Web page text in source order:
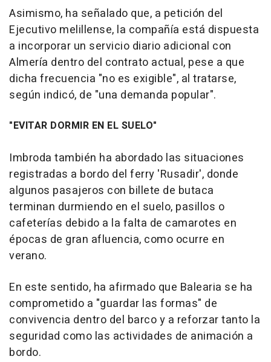
Asimismo, ha señalado que, a petición del
Ejecutivo melillense, la compañía está dispuesta
a incorporar un servicio diario adicional con
Almería dentro del contrato actual, pese a que
dicha frecuencia "no es exigible", al tratarse,
según indicó, de "una demanda popular".
"EVITAR DORMIR EN EL SUELO"
Imbroda también ha abordado las situaciones
registradas a bordo del ferry 'Rusadir', donde
algunos pasajeros con billete de butaca
terminan durmiendo en el suelo, pasillos o
cafeterías debido a la falta de camarotes en
épocas de gran afluencia, como ocurre en
verano.
En este sentido, ha afirmado que Balearia se ha
comprometido a "guardar las formas" de
convivencia dentro del barco y a reforzar tanto la
seguridad como las actividades de animación a
bordo.